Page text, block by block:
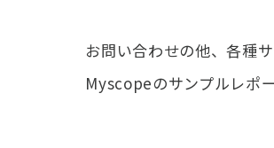
お問い合わせの他、各種
Myscopeのサンプルレポ